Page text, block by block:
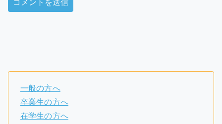
一般の方へ
卒業生の方へ
在学生の方へ